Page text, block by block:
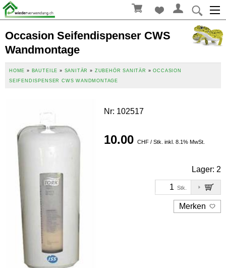
Occasion Seifendispenser CWS
Wandmontage
HOME » BAUTEILE » SANITÄR » ZUBEHÖR SANITÄR »OCCASION
SEIFENDISPENSER CWS WANDMONTAGE
Nr: 102517
10.00 CHF / Stk. inkl. 8.1% MwSt.
Lager: 2
Stk.
Merken